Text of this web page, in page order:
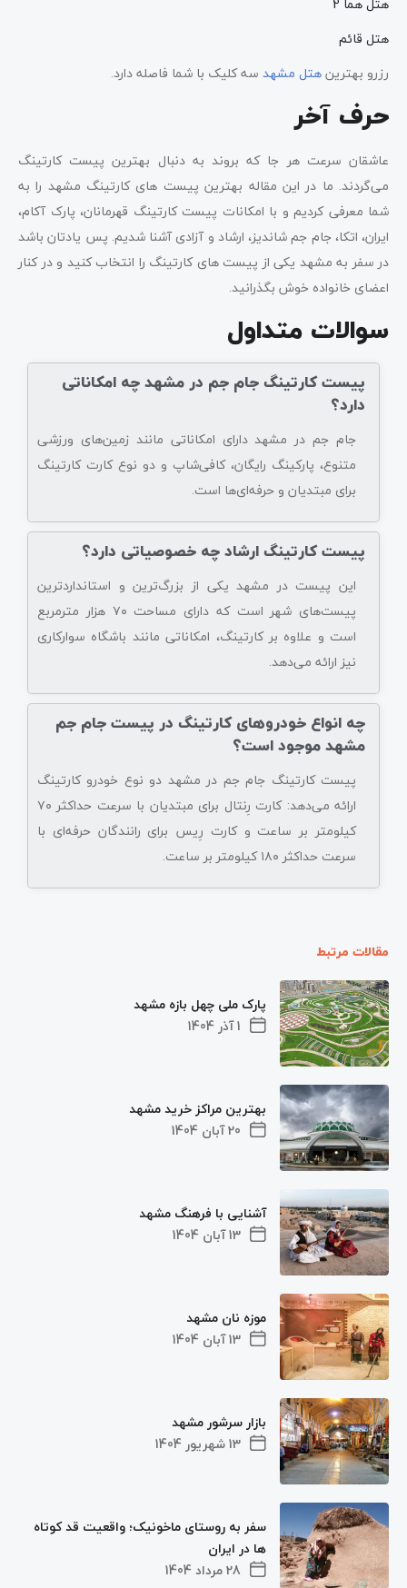
هتل قائم
رزرو بهترینهتل مشهد سه کلیک با شما فاصله دارد.
حرف آخر
عاشقان سرعت هر جا که بروند به دنبال بهترین پیست کارتینگ
می‌گردند. ما در این مقاله بهترین پیست های کارتینگ مشهد را به
شما معرفی کردیم و با امکانات پیست کارتینگ قهرمانان، پارک آکام،
ایران، اتکا، جام جم شاندیز، ارشاد و آزادی آشنا شدیم. پس یادتان باشد
در سفر به مشهد یکی از پیست های کارتینگ را انتخاب کنید و در کنار
اعضای خانواده خوش بگذرانید.
سوالات متداول
پیست کارتینگ جام جم در مشهد چه امکاناتی
دارد؟
جام جم در مشهد دارای امکاناتی مانند زمین‌های ورزشی
متنوع، پارکینگ رایگان، کافی‌شاپ و دو نوع کارت کارتینگ
برای مبتدیان و حرفه‌ای‌ها است.
پیست کارتینگ ارشاد چه خصوصیاتی دارد؟
این پیست در مشهد یکی از بزرگ‌ترین و استانداردترین
پیست‌های شهر است که دارای مساحت ۷۰ هزار مترمربع
است و علاوه بر کارتینگ، امکاناتی مانند باشگاه سوارکاری
نیز ارائه می‌دهد.
چه انواع خودروهای کارتینگ در پیست جام جم
مشهد موجود است؟
پیست کارتینگ جام جم در مشهد دو نوع خودرو کارتینگ
ارائه می‌دهد: کارت رِنتال برای مبتدیان با سرعت حداکثر ۷۰
کیلومتر بر ساعت و کارت رِیس برای رانندگان حرفه‌ای با
سرعت حداکثر ۱۸۰ کیلومتر بر ساعت.
مقالات مرتبط
1 آذر 1404
پارک ملی چهل بازه مشهد
20 آبان 1404
بهترین مراکز خرید مشهد
13 آبان 1404
آشنایی با فرهنگ مشهد
13 آبان 1404
موزه نان مشهد
13 شهریور 1404
بازار سرشور مشهد
28 مرداد 1404
سفر به روستای ماخونیک؛ واقعیت قد کوتاه‌
ها در ایران